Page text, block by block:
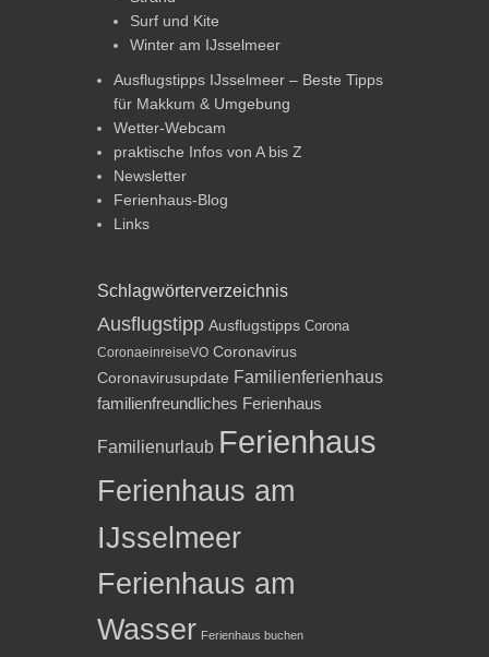
Surf und Kite
Winter am IJsselmeer
Ausflugstipps IJsselmeer – Beste Tipps
für Makkum & Umgebung
Wetter-Webcam
praktische Infos von A bis Z
Newsletter
Ferienhaus-Blog
Links
Schlagwörterverzeichnis
Ausflugstipp Ausflugstipps Corona
CoronaeinreiseVO Coronavirus
Coronavirusupdate Familienferienhaus
familienfreundliches Ferienhaus
Familienurlaub Ferienhaus
Ferienhaus am
IJsselmeer
Ferienhaus am
Wasser Ferienhaus buchen